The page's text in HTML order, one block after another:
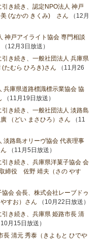
き続き、認定NPO法人 神戸
美 (なかの きくみ) さん （12月
神戸アイライト協会 専門相談
（12月3日放送）
き続き、一般社団法人 兵庫県
たむら ひろき)さん （11月26
兵庫県道路標識標示業協会 協
（11月19日放送）
き続き、一般社団法人 淡路島
（どい まさひろ）さん （11
淡路島オリーヴ協会 代表理事
（11月5日放送）
き続き、兵庫県洋菓子協会 会
締役 佐野 靖夫（さの やす
会 会長、株式会社レーブドゥ
すお）さん （10月22日放送）
き続き、兵庫県 姫路市長 清
10月15日放送）
長 清元 秀泰（きよもと ひでや